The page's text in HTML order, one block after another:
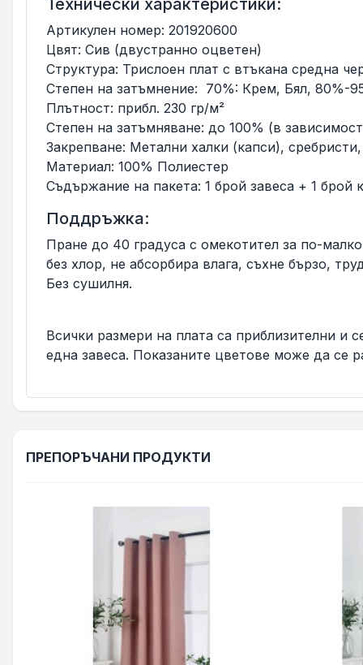
Артикулен номер: 201920600
Цвят: Сив (двустранно оцветен)
Структура: Трислоен плат с втъкана средна
Степен на затъмнение: 70%: Крем, Бял, 80%-
Плътност: прибл. 230 гр/м²
Степен на затъмняване: до 100% (в
Закрепване: Метални халки (капси),
Материал: 100% Полиестер
Съдържание на пакета: 1 брой завеса + 1 брой
Поддръжка:
Пране до 40 градуса с омекотител за по-
без хлор, не абсорбира влага, съхне бързо,
Без сушилня.
Всички размери на плата са приблизителни и
една завеса. Показаните цветове може да се
ПРЕПОРЪЧАНИ ПРОДУКТИ